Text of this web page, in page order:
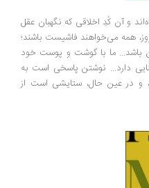
کُدِ اخلاقی که نگهبان عقل
می‌خواهند فاشیست باشند؛
ما با گوشت و پوست خود
نوشتن پاسخی است به
عین حال، ستایشی است از